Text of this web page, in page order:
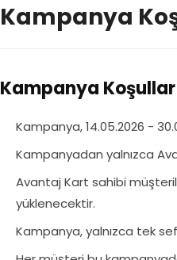
Kampanya
Kampanya
Kampanya, 14.05.2026 -
Kampanyadan yalnızca
Avantaj Kart sahibi
yüklenecektir.
Kampanya, yalnızca tek